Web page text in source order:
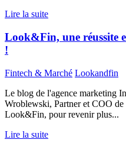
Lire la suite
Look&Fin, une réussite
!
Fintech & Marché Lookandfin
Le blog de l'agence marketing
Wroblewski, Partner et COO
Look&Fin, pour revenir plus...
Lire la suite